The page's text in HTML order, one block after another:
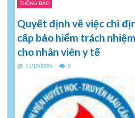
THÔNG BÁO
Quyết định về việc chỉ
cấp bảo hiểm trách
cho nhân viên y tế
11/12/2024 0